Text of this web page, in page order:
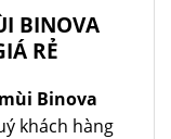
BINOVA
RẺ
Binova
khách hàng